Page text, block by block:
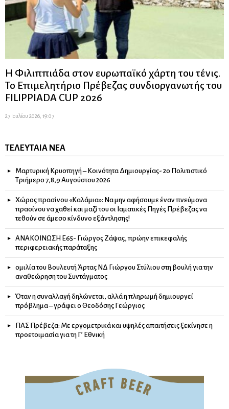
Η Φιλιππιάδα στον ευρωπαϊκό χάρτη του τένις.
Το Επιμελητήριο Πρέβεζας συνδιοργανωτής του
FILIPPIADA CUP 2026
27 Ιουλίου 2026, 19:07
ΤΕΛΕΥΤΑΊΑ ΝΈΑ
Μαρτυρική Κρυοπηγή – Κοινότητα Δημιουργίας- 2ο Πολιτιστικό
Τριήμερο 7,8,9 Αυγούστου 2026
Χώρος πρασίνου «Καλάμια»: Να μην αφήσουμε έναν πνεύμονα
πρασίνου να χαθεί και μαζί του οι Ιαματικές Πηγές Πρέβεζας να
τεθούν σε άμεσο κίνδυνο εξάντλησης!
ΑΝΑΚΟΙΝΩΣΗ Ε65- Γιώργος Ζάψας, πρώην επικεφαλής
περιφερειακής παράταξης
ομιλία του Βουλευτή Άρτας ΝΔ Γιώργου Στύλιου στη βουλή για την
αναθεώρηση του Συντάγματος
Όταν η συναλλαγή δηλώνεται, αλλά η πληρωμή δημιουργεί
πρόβλημα – γράφει ο Θεοδόσης Γεώργιος
ΠΑΣ Πρέβεζα: Με εργομετρικά και υψηλές απαιτήσεις ξεκίνησε η
προετοιμασία για τη Γ’ Εθνική